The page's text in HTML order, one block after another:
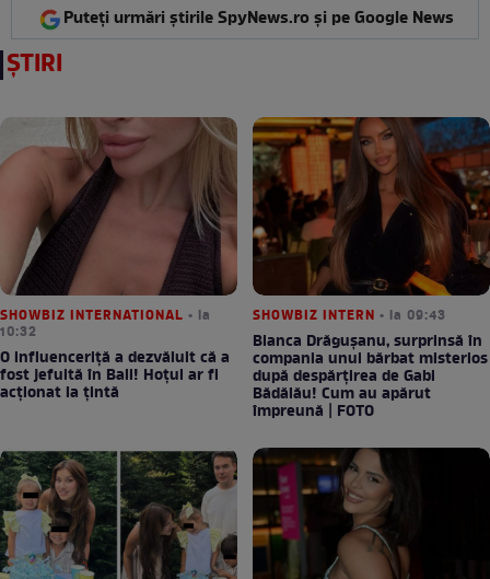
Puteți urmări știrile SpyNews.ro și pe Google News
ȘTIRI
SHOWBIZ INTERNATIONAL • la
10:32
O influenceriță a dezvăluit că a
fost jefuită în Bali! Hoțul ar fi
acționat la țintă
SHOWBIZ INTERN • la 09:43
Bianca Drăgușanu, surprinsă în
compania unui bărbat misterios
după despărțirea de Gabi
Bădălău! Cum au apărut
împreună | FOTO